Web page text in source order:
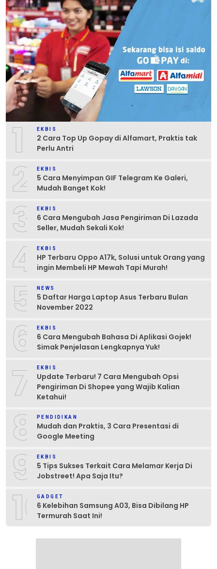
1 EKBIS
2 Cara Top Up Gopay di Alfamart, Praktis tak
Perlu Antri
2 EKBIS
5 Cara Menyimpan GIF Telegram Ke Galeri,
Mudah Banget Kok!
3 EKBIS
6 Cara Mengubah Jasa Pengiriman Di Lazada
Seller, Mudah Sekali Kok!
4 EKBIS
HP Terbaru Oppo A17k, Solusi untuk Orang yang
ingin Membeli HP Mewah Tapi Murah!
5 NEWS
5 Daftar Harga Laptop Asus Terbaru Bulan
November 2022
6 EKBIS
6 Cara Mengubah Bahasa Di Aplikasi Gojek!
Simak Penjelasan Lengkapnya Yuk!
7 EKBIS
Update Terbaru! 7 Cara Mengubah Opsi
Pengiriman Di Shopee yang Wajib Kalian
Ketahui!
8 PENDIDIKAN
Mudah dan Praktis, 3 Cara Presentasi di
Google Meeting
9 EKBIS
5 Tips Sukses Terkait Cara Melamar Kerja Di
Jobstreet! Apa Saja Itu?
10GADGET
6 Kelebihan Samsung A03, Bisa Dibilang HP
Termurah Saat Ini!